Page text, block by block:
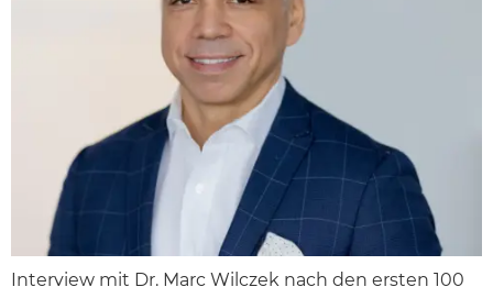
Interview mit Dr. Marc Wilczek nach den ersten 100